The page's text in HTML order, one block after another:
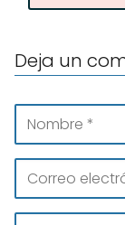
Deja un